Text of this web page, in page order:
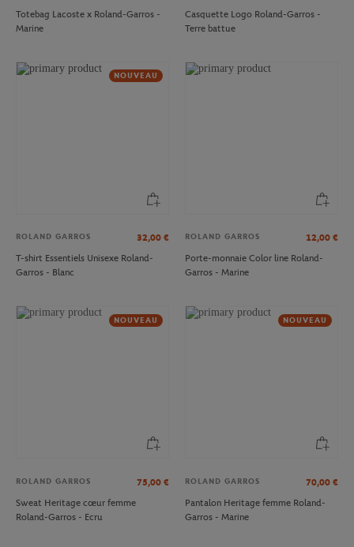
Totebag Lacoste x Roland-Garros -
Marine
Casquette Logo Roland-Garros -
Terre battue
NOUVEAU
ROLAND GARROS 32,00 €
T-shirt Essentiels Unisexe Roland-
Garros - Blanc
ROLAND GARROS 12,00 €
Porte-monnaie Color line Roland-
Garros - Marine
NOUVEAU
ROLAND GARROS 75,00 €
Sweat Heritage cœur femme
Roland-Garros - Ecru
NOUVEAU
ROLAND GARROS 70,00 €
Pantalon Heritage femme Roland-
Garros - Marine